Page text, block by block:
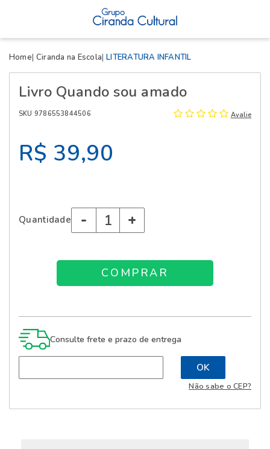
Home Ciranda na Escola LITERATURA INFANTIL
Livro Quando sou amado
SKU 9786553844506 Avalie
R$ 39,90
Quantidade - +
Consulte frete e prazo de entrega
Não sabe o CEP?